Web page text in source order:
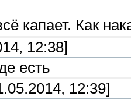
капает. Как
12:38]
есть
12:39]